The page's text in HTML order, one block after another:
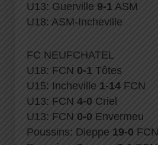
U13: Guerville 9-1 ASM
U18: ASM-Incheville
FC NEUFCHATEL
U18: FCN 0-1 Tôtes
U15: Incheville 1-14 FCN
U13: FCN 4-0 Criel
U13: FCN 0-0 Envermeu
Poussins: Dieppe 19-0 FCN